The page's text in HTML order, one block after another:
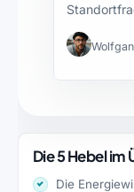
Die 5 Hebel im
Die